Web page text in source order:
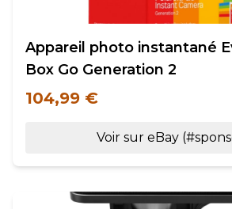
Appareil photo instantané
Box Go Generation 2
104,99 €
Voir sur eBay